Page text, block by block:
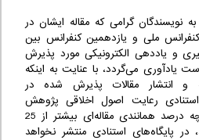
نویسندگان گرامی که مقاله ایشان در
ملی و یازدهمین کنفرانس بین
و یاددهی الکترونیکی مورد پذیرش
یادآوری می‌گردد، با عنایت به اینکه
و انتشار مقالات پذیرش شده در
استنادی رعایت اصول اخلاقی پژوهش
است، چنانچه درصد همانندی مقاله‌ای بیشتر از 25
در پایگاه‌های استنادی منتشر نخواهد